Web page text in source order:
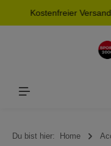
springen
Kostenfreier
Du bist hier: Home